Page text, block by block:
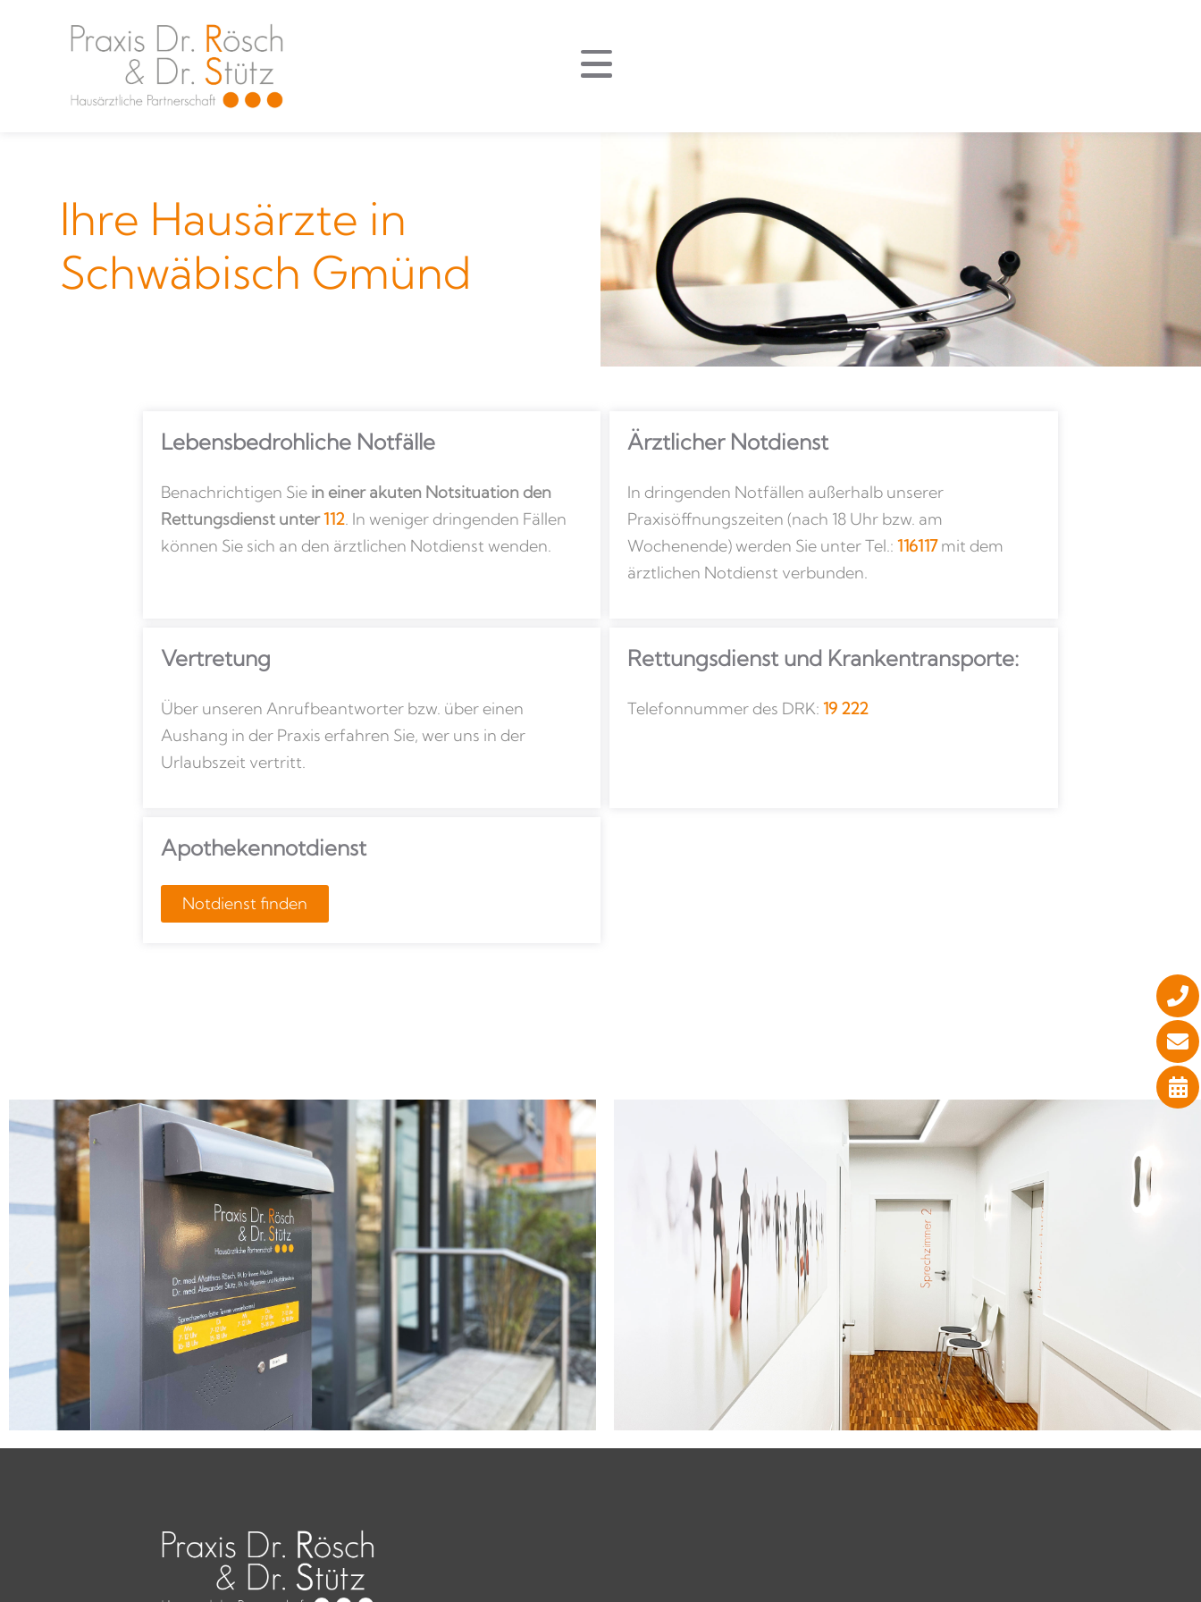
Ihre Hausärzte in
Schwäbisch Gmünd
Lebensbedrohliche Notfälle
Benachrichtigen Sie in einer akuten Notsituationden
Rettungsdienst unter112. In weniger dringenden Fällen
können Sie sich an den ärztlichen Notdienst wenden.
Ärztlicher Notdienst
In dringenden Notfällen außerhalb unserer
Praxisöffnungszeiten (nach 18 Uhr bzw. am
Wochenende) werden Sie unter Tel.: 116117mit dem
ärztlichen Notdienst verbunden.
Vertretung
Über unseren Anrufbeantworter bzw. über einen
Aushang in der Praxis erfahren Sie, wer uns in der
Urlaubszeit vertritt.
Rettungs­dienst und Kranken­transporte:
Telefonnummer des DRK: 19 222
Apotheken­notdienst
Notdienst finden